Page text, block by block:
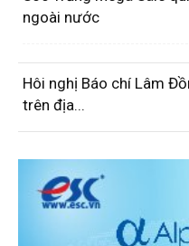
ngoài nước
Hôi nghị Báo chí Lâm
trên địa...